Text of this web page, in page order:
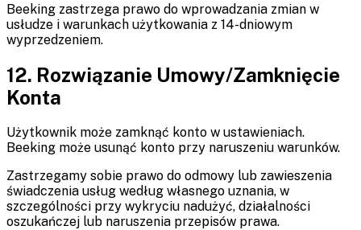
Beeking zastrzega prawo do wprowadzania zmian w
usłudze i warunkach użytkowania z 14-dniowym
wyprzedzeniem.
12. Rozwiązanie Umowy/Zamknięcie
Konta
Użytkownik może zamknąć konto w ustawieniach.
Beeking może usunąć konto przy naruszeniu warunków.
Zastrzegamy sobie prawo do odmowy lub zawieszenia
świadczenia usług według własnego uznania, w
szczególności przy wykryciu nadużyć, działalności
oszukańczej lub naruszenia przepisów prawa.